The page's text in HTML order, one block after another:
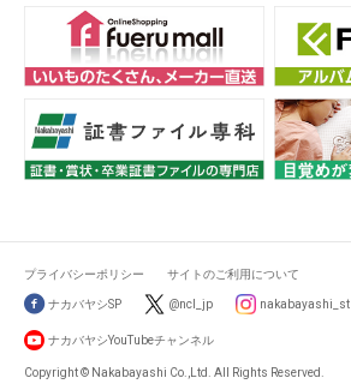
プライバシーポリシー サイトのご利用について
ナカバヤシSP @ncl_jp nakabayashi_st
ナカバヤシYouTubeチャンネル
Copyright © Nakabayashi Co.,Ltd. All Rights Reserved.